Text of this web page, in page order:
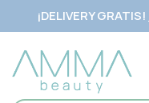
¡DELIVERY GRATIS!